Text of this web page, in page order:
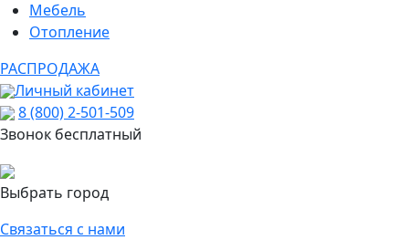
Мебель
Отопление
РАСПРОДАЖА
Личный кабинет
8 (800) 2-501-509
Звонок бесплатный
Выбрать город
Связаться с нами